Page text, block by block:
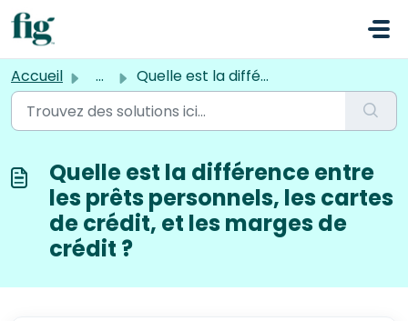
Passer au contenu principal
Accueil ... Quelle est la différence entre les prêts personnels, les ...
Quelle est la différence entre
les prêts personnels, les cartes
de crédit, et les marges de
crédit ?